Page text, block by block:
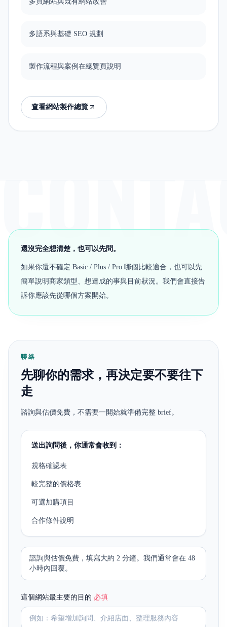
多語系與基礎 SEO 規劃
製作流程與案例在總覽頁說明
查看網站製作總覽
還沒完全想清楚，也可以先問。
如果你還不確定 Basic / Plus / Pro 哪個比較適合，也可以先
簡單說明商家類型、想達成的事與目前狀況。我們會直接告
訴你應該先從哪個方案開始。
聯絡
先聊你的需求，再決定要不要往下
走
諮詢與估價免費，不需要一開始就準備完整 brief。
送出詢問後，你通常會收到：
規格確認表
較完整的價格表
可選加購項目
合作條件說明
諮詢與估價免費，填寫大約 2 分鐘。我們通常會在 48
小時內回覆。
這個網站最主要的目的 必填